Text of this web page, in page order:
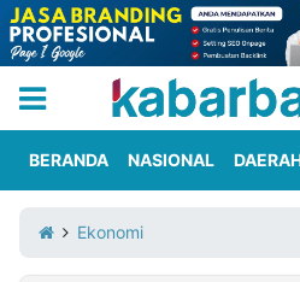
Iklan
Berita
Kami
BERANDA NASIONAL
Ekonomi